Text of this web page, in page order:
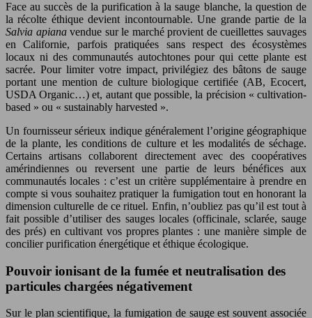
Face au succès de la purification à la sauge blanche, la question de
la récolte éthique devient incontournable. Une grande partie de la
Salvia apianavendue sur le marché provient de cueillettes sauvages
en Californie, parfois pratiquées sans respect des écosystèmes
locaux ni des communautés autochtones pour qui cette plante est
sacrée. Pour limiter votre impact, privilégiez des bâtons de sauge
portant une mention de culture biologique certifiée (AB, Ecocert,
USDA Organic…) et, autant que possible, la précision « cultivation-
based » ou « sustainably harvested ».
Un fournisseur sérieux indique généralement l’origine géographique
de la plante, les conditions de culture et les modalités de séchage.
Certains artisans collaborent directement avec des coopératives
amérindiennes ou reversent une partie de leurs bénéfices aux
communautés locales : c’est un critère supplémentaire à prendre en
compte si vous souhaitez pratiquer la fumigation tout en honorant la
dimension culturelle de ce rituel. Enfin, n’oubliez pas qu’il est tout à
fait possible d’utiliser des sauges locales (officinale, sclarée, sauge
des prés) en cultivant vos propres plantes : une manière simple de
concilier purification énergétique et éthique écologique.
Pouvoir ionisant de la fumée et neutralisation des
particules chargées négativement
Sur le plan scientifique, la fumigation de sauge est souvent associée